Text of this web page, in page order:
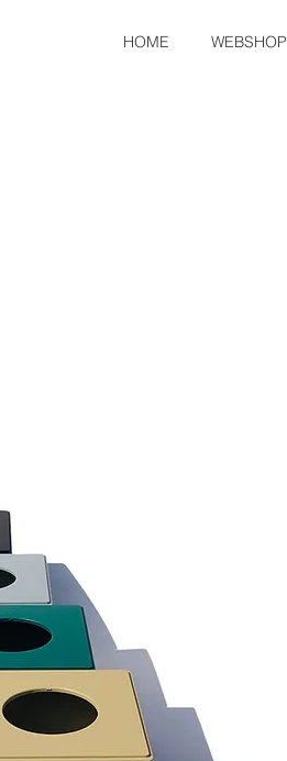
HOME WEBSHOP